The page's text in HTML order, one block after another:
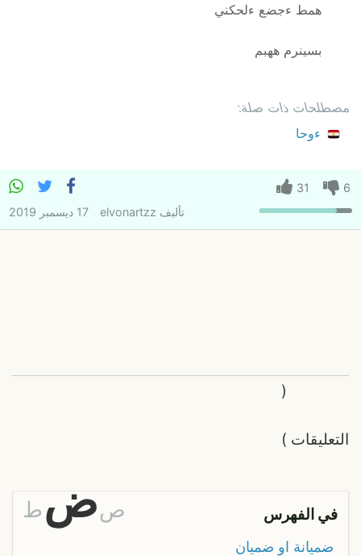
همط ءجضع ءلحكني
بسينرم ههبم
مصطلحات ذات صلة:
ءوحا
6
31
تأليف elvonartzz 17 ديسمبر 2019
التعليقات
(
)
في الفهرس صضط
ضميانة او ضميان